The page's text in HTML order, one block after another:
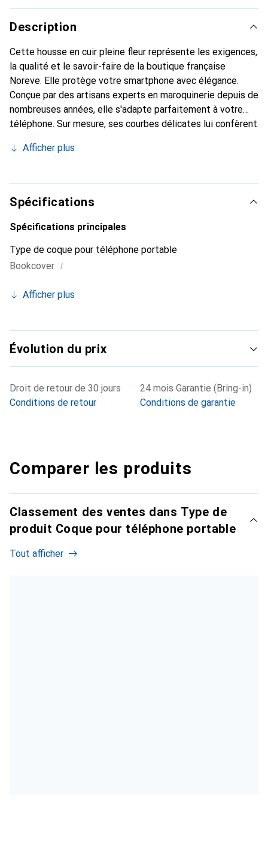
Description
Cette housse en cuir pleine fleur représente les exigences,
la qualité et le savoir-faire de la boutique française
Noreve. Elle protège votre smartphone avec élégance.
Conçue par des artisans experts en maroquinerie depuis de
nombreuses années, elle s'adapte parfaitement à votre
téléphone. Sur mesure, ses courbes délicates lui confèrent
et indispensable pour votre smartphone. Reconnaître
marque Noreve est un choix sûr pour une clientèle
exigeante.
Afficher plus
Spécifications
Spécifications principales
Type de coque pour téléphone portable
Bookcover i
Afficher plus
Évolution du prix
Droit de retour de 30 jours
Conditions de retour
24 mois Garantie (Bring-in)
Conditions de garantie
Comparer les produits
Classement des ventes dans Type de
produit Coque pour téléphone portable
Tout afficher